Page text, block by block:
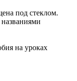
под стеклом.
на уроках